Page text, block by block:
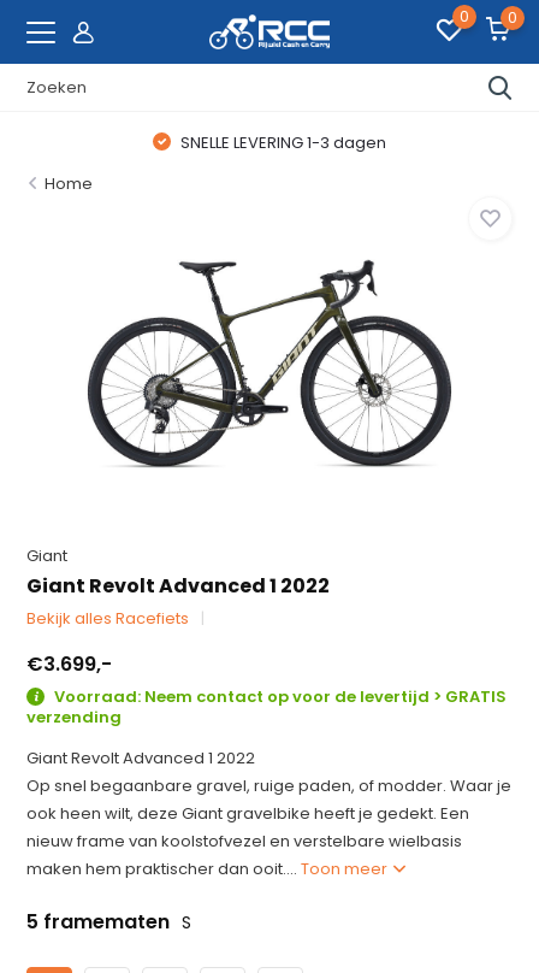
0 0
SNELLE LEVERING 1-3 dagen
Home
Giant
Giant Revolt Advanced 1 2022
Bekijk alles Racefiets
€3.699,-
Voorraad: Neem contact op voor de levertijd > GRATIS
verzending
Giant Revolt Advanced 1 2022
Op snel begaanbare gravel, ruige paden, of modder. Waar je
ook heen wilt, deze Giant gravelbike heeft je gedekt. Een
nieuw frame van koolstofvezel en verstelbare wielbasis
maken hem praktischer dan ooit....Toon meer
5 framematen S